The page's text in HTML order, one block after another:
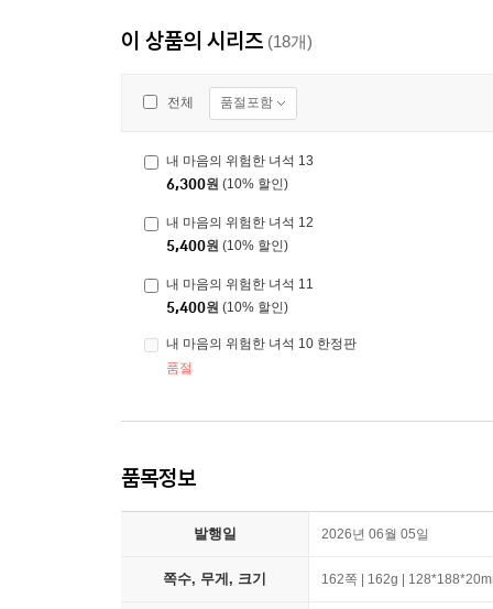
이 상품의 시리즈 (18개)
전체 품절포함
내 마음의 위험한 녀석 13
6,300원 (10% 할인)
내 마음의 위험한 녀석 12
5,400원 (10% 할인)
내 마음의 위험한 녀석 11
5,400원 (10% 할인)
내 마음의 위험한 녀석 10 한정판
품절
품목정보
발행일 2026년 06월 05일
쪽수, 무게, 크기 162쪽 | 162g |